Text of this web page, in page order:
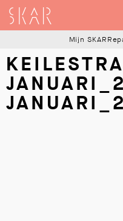
SKAR
Mijn SKAR